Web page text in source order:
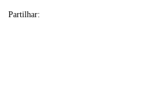
Partilhar: